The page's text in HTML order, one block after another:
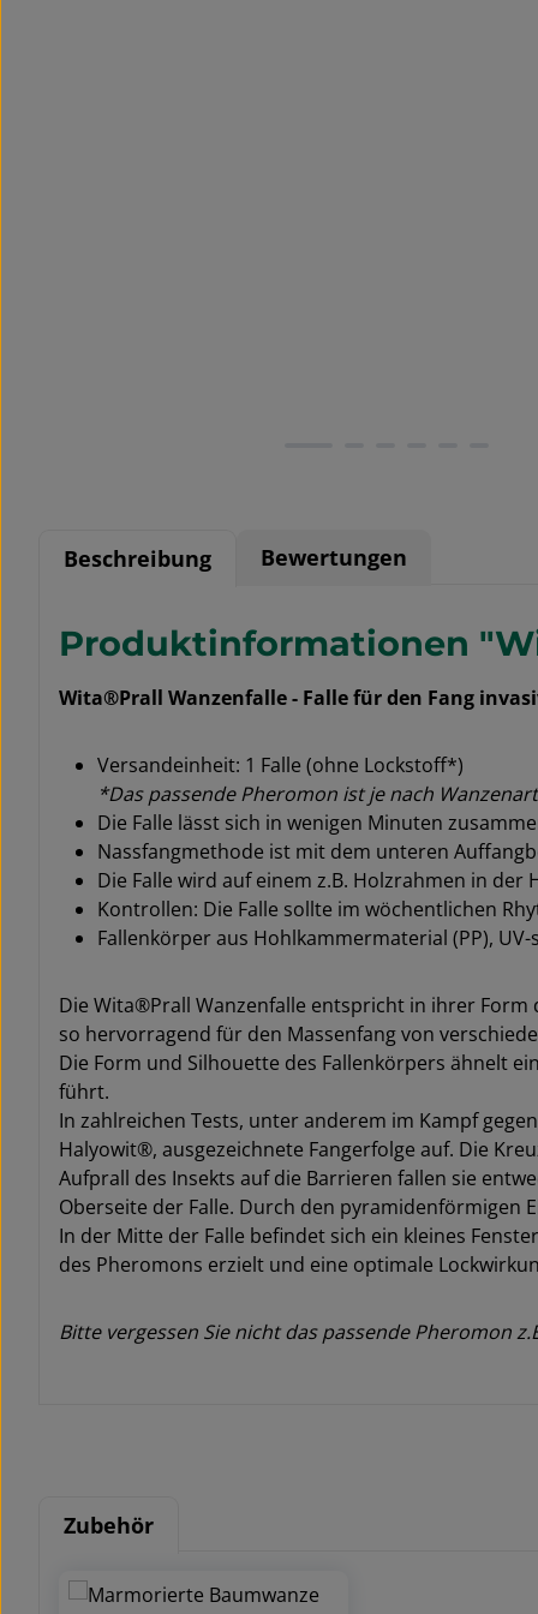
Beschreibung Bewertungen
Produktinformationen
Wita®Prall Wanzenfalle - Falle für den Fang
Versandeinheit: 1 Falle (ohne Lockstoff*)
*Das passende Pheromon ist je nach
Die Falle lässt sich in wenigen Minuten
Nassfangmethode ist mit dem unteren
Die Falle wird auf einem z.B. Holzrahmen in
Kontrollen: Die Falle sollte im wöchentlichen
Fallenkörper aus Hohlkammermaterial (PP), UV-
Die Wita®Prall Wanzenfalle entspricht in ihrer
so hervorragend für den Massenfang von
Die Form und Silhouette des Fallenkörpers ähnelt
führt.
In zahlreichen Tests, unter anderem im Kampf
Halyowit®, ausgezeichnete Fangerfolge auf. Die
Aufprall des Insekts auf die Barrieren fallen sie
Oberseite der Falle. Durch den pyramidenförmigen
In der Mitte der Falle befindet sich ein kleines
des Pheromons erzielt und eine optimale
Bitte vergessen Sie nicht das passende Pheromon
Zubehör
Produktgalerie überspringen